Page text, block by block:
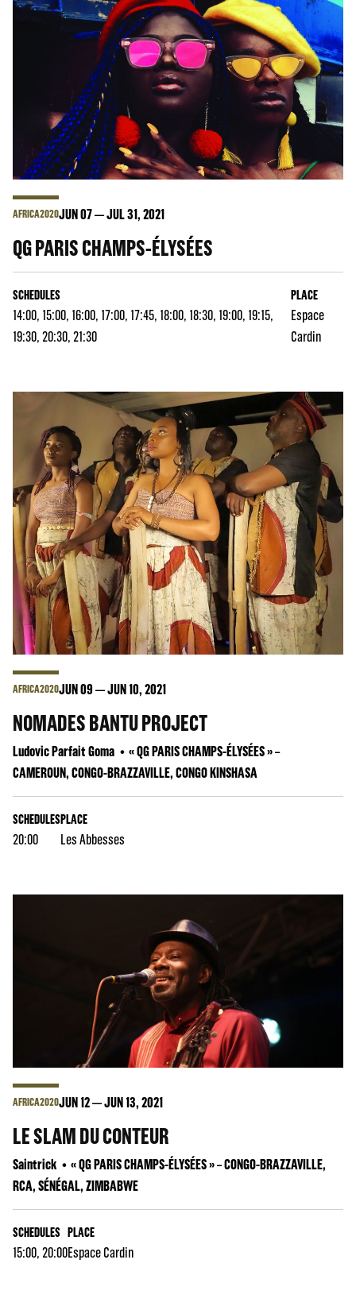
AFRICA2020JUN07 JUL31, 2021
QG PARIS CHAMPS-ÉLYSÉES
SCHEDULES
14:00, 15:00, 16:00, 17:00, 17:45, 18:00, 18:30, 19:00, 19:15,
19:30, 20:30, 21:30
PLACE
Espace
Cardin
AFRICA2020JUN09 JUN10, 2021
NOMADES BANTU PROJECT
Ludovic Parfait Goma
« QG PARIS CHAMPS-ÉLYSÉES » –
CAMEROUN, CONGO-BRAZZAVILLE, CONGO KINSHASA
SCHEDULES
20:00
PLACE
Les Abbesses
AFRICA2020JUN12 JUN13, 2021
LE SLAM DU CONTEUR
Saintrick
« QG PARIS CHAMPS-ÉLYSÉES » – CONGO-BRAZZAVILLE,
RCA, SÉNÉGAL, ZIMBABWE
SCHEDULES
15:00, 20:00
PLACE
Espace Cardin